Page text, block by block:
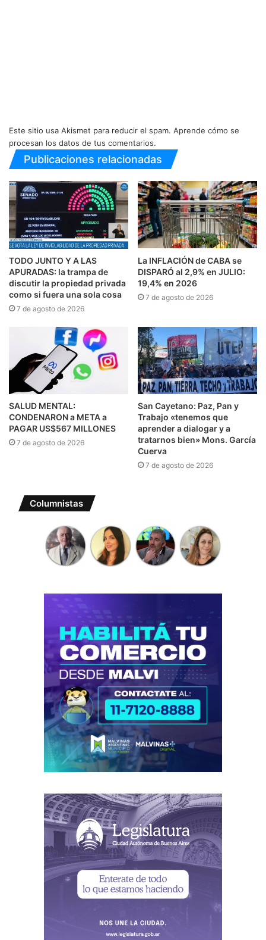
Este sitio usa Akismet para reducir el spam. Aprende cómo se
procesan los datos de tus comentarios.
Publicaciones relacionadas
TODO JUNTO Y A LAS
APURADAS: la trampa de
discutir la propiedad privada
como si fuera una sola cosa
7 de agosto de 2026
La INFLACIÓN de CABA se
DISPARÓ al 2,9% en JULIO:
19,4% en 2026
7 de agosto de 2026
SALUD MENTAL:
CONDENARON a META a
PAGAR US$567 MILLONES
7 de agosto de 2026
San Cayetano: Paz, Pan y
Trabajo «tenemos que
aprender a dialogar y a
tratarnos bien» Mons. García
Cuerva
7 de agosto de 2026
Columnistas